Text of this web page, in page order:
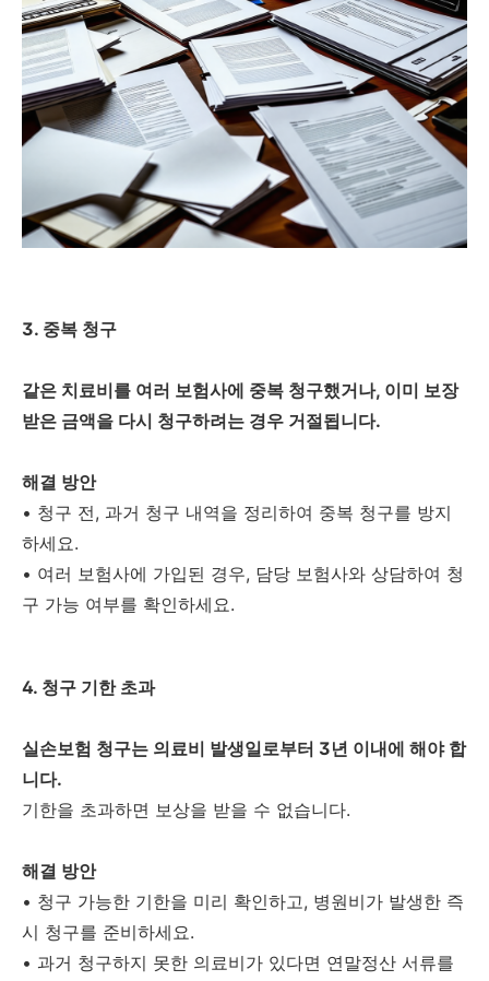
3. 중복 청구
같은 치료비를 여러 보험사에 중복 청구했거나, 이미 보장
받은 금액을 다시 청구하려는 경우 거절됩니다.
해결 방안
• 청구 전, 과거 청구 내역을 정리하여 중복 청구를 방지
하세요.
• 여러 보험사에 가입된 경우, 담당 보험사와 상담하여 청
구 가능 여부를 확인하세요.
4. 청구 기한 초과
실손보험 청구는 의료비 발생일로부터 3년 이내에 해야 합
니다.
기한을 초과하면 보상을 받을 수 없습니다.
해결 방안
• 청구 가능한 기한을 미리 확인하고, 병원비가 발생한 즉
시 청구를 준비하세요.
• 과거 청구하지 못한 의료비가 있다면 연말정산 서류를